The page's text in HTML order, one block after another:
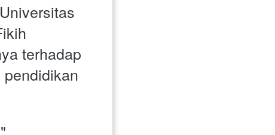
terhadap